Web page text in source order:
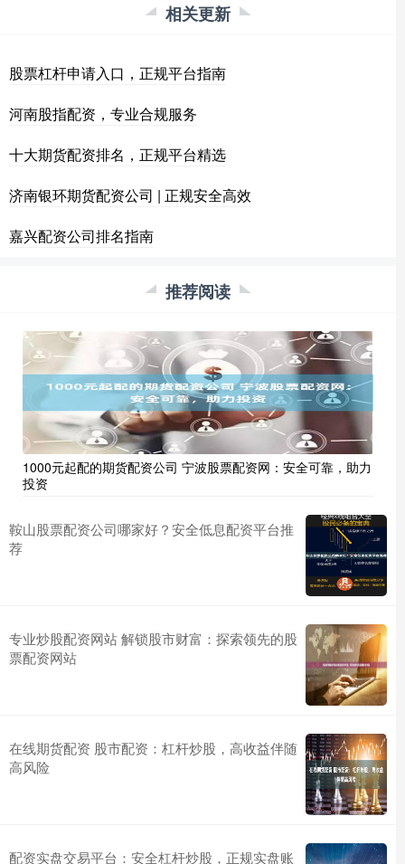
相关更新
股票杠杆申请入口，正规平台指南
河南股指配资，专业合规服务
十大期货配资排名，正规平台精选
济南银环期货配资公司 | 正规安全高效
嘉兴配资公司排名指南
推荐阅读
1000元起配的期货配资公司 宁波股票配资网：安全可靠，助力
投资
鞍山股票配资公司哪家好？安全低息配资平台推
荐
专业炒股配资网站 解锁股市财富：探索领先的股
票配资网站
在线期货配资 股市配资：杠杆炒股，高收益伴随
高风险
配资实盘交易平台：安全杠杆炒股，正规实盘账